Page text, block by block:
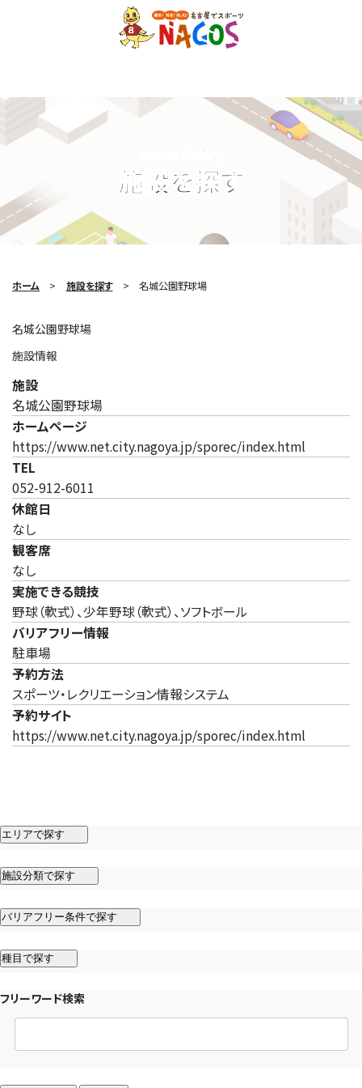
施設を探す
Search Facility
ホーム 施設を探す 名城公園野球場
名城公園野球場
施設情報
施設
名城公園野球場
ホームページ
https://www.net.city.nagoya.jp/sporec/index.html
TEL
052-912-6011
休館日
なし
観客席
なし
実施できる競技
野球（軟式）、少年野球（軟式）、ソフトボール
バリアフリー情報
駐車場
予約方法
スポーツ・レクリエーション情報システム
予約サイト
https://www.net.city.nagoya.jp/sporec/index.html
エリアで探す
施設分類で探す
バリアフリー条件で探す
種目で探す
フリーワード検索